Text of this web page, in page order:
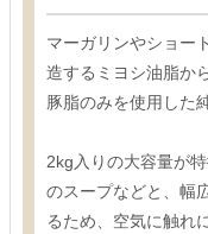
マーガリンやショー
造するミヨシ油脂か
豚脂のみを使用した
2kg入りの大容量が
のスープなどと、幅
るため、空気に触れ